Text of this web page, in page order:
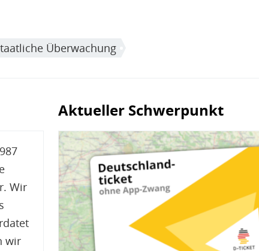
Überwachung
Wir
wir
Aktueller Schwerpunkt
Bild